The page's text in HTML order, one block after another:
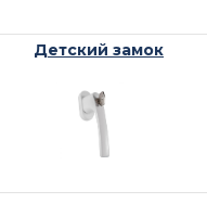
Детский замок